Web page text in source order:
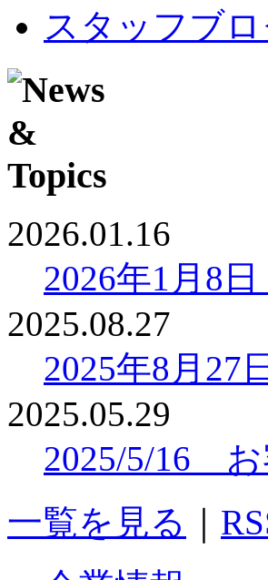
スタッフブ
2026.01.16
2026年1月8
2025.08.27
2025年8月
2025.05.29
2025/5/16 お
一覧を見る